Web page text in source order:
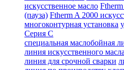
искусственное масло
(пауза) Ftherm A 2000
многоконтурная установка
Серия C
специальная маслобойная
линия искусственного масла
линия для срочной сварки